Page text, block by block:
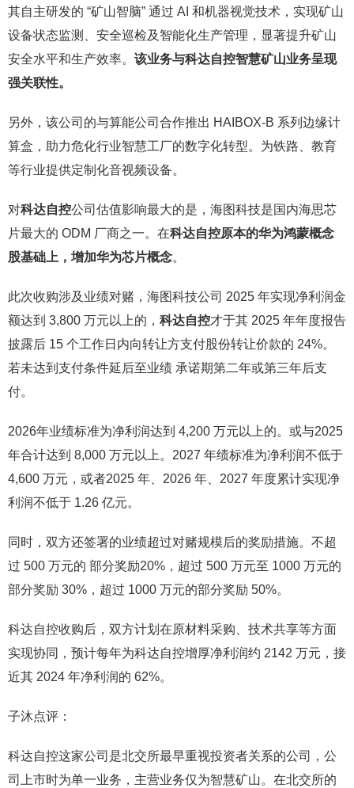
其自主研发的 “矿山智脑” 通过 AI 和机器视觉技术，实现矿山
设备状态监测、安全巡检及智能化生产管理，显著提升矿山
安全水平和生产效率。 该业务与科达自控智慧矿山业务呈现
强关联性。
另外，该公司的与算能公司合作推出 HAIBOX-B 系列边缘计
算盒，助力危化行业智慧工厂的数字化转型。为铁路、教育
等行业提供定制化音视频设备。
对科达自控公司估值影响最大的是，海图科技是国内海思芯
片最大的 ODM 厂商之一。在科达自控原本的华为鸿蒙概念
股基础上，增加华为芯片概念。
此次收购涉及业绩对赌，海图科技公司 2025 年实现净利润金
额达到 3,800 万元以上的， 科达自控才于其 2025 年年度报告
披露后 15 个工作日内向转让方支付股份转让价款的 24%。
若未达到支付条件延后至业绩 承诺期第二年或第三年后支
付。
2026年业绩标准为净利润达到 4,200 万元以上的。或与2025
年合计达到 8,000 万元以上。2027 年绩标准为净利润不低于
4,600 万元，或者2025 年、2026 年、2027 年度累计实现净
利润不低于 1.26 亿元。
同时，双方还签署的业绩超过对赌规模后的奖励措施。不超
过 500 万元的 部分奖励20%，超过 500 万元至 1000 万元的
部分奖励 30%，超过 1000 万元的部分奖励 50%。
科达自控收购后，双方计划在原材料采购、技术共享等方面
实现协同，预计每年为科达自控增厚净利润约 2142 万元，接
近其 2024 年净利润的 62%。
子沐点评：
科达自控这家公司是北交所最早重视投资者关系的公司，公
司上市时为单一业务，主营业务仅为智慧矿山。在北交所的